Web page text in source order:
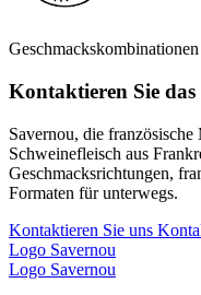
Geschmackskombinationen
Kontaktieren Sie
Savernou, die
Schweinefleisch aus
Geschmacksrichtungen,
Formaten für unterwegs.
Kontaktieren Sie uns
Logo Savernou
Logo Savernou